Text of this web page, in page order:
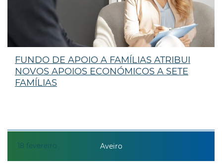
18 fevereiro
FUNDO DE APOIO A FAMÍLIAS ATRIBUI
NOVOS APOIOS ECONÓMICOS A SETE
FAMÍLIAS
Aveiro